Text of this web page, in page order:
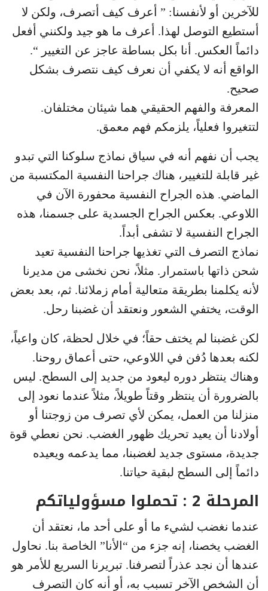
للآخرين أو لأنفسنا: ” أعرف كيف أتصرف، ولكن لا
أستطيع التوصل لهذا. أعرف ما هو جيد ولكنني أفعل
دائماً العكس. أنا بكل بساطة عاجز عن التغيير “.
الواقع أنه لا يكفي أن نعرف كيف نتصرف بشكل
صحيح.
المعرفة والفهم الحقيقي هما شيئان مختلفان.
لتتغيروا فعلياً، يلزمكم فهم معمق.
يجب أن نفهم أنه في سياق نماذج سلوكنا التي تبدو
غير قابلة للتغيير، هناك جراحنا النفسية المكتسبة من
الماضي. هذه الجراح النفسية محفورة الآن في
اللاوعي. بعكس الجراح الجسدية على جسمنا، هذه
الجراح النفسية لا تشفى أبداً.
نماذج التصرف التي تغذيها جراحنا النفسية تعيد
شحن ذاتها باستمرار. مثلاً، نحن نخشى من مديرنا
لأنه يكلمنا بطريقة متعالية أمام زملائنا. ثم، بعد بعض
الوقت، يختفي الشعور ونعتقد أن غضبنا رحل.
لكن غضبنا لم يختف حقاً؛ في خلال لحظة، كان واعياً،
لكنه بعدها دُفن في اللاوعي، حتى أعماق روحنا.
وهناك ينتظر دوره ليعود من جديد إلى السطح. ليس
بالضرورة أن ينتظر وقتاً طويلاً، مثلاً عندما نعود إلى
منزلنا من العمل، يمكن لأي تصرف من زوجتنا أو
أولادنا أن يعيد تحريك ظهور الغضب. نحن نعطي قوة
جديدة، مستوى جديد لغضبنا، مما يدعمه ويعيده
دائماً إلى السطح لبقية حياتنا.
المرحلة 2 : تحملوا مسؤولياتكم
عندما نغضب لشيء ما أو على أحد ما، نعتقد أن
الغضب يخصنا، إنه جزء من “الأنا” الخاصة بنا. نحاول
عندها أن نجد عذراً لتصرفنا. تبريرنا السريع للأمر هو
أن الشخص الآخر تسبب به، أو أنه كان التصرف